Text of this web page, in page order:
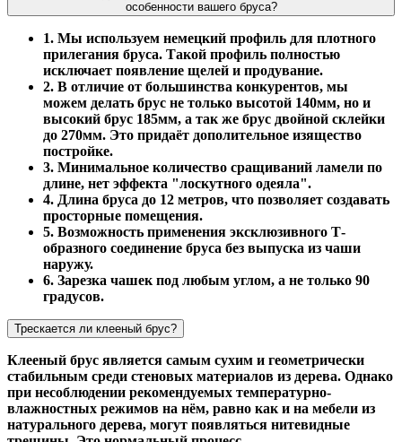
особенности вашего бруса?
1. Мы используем немецкий профиль для плотного
прилегания бруса. Такой профиль полностью
исключает появление щелей и продувание.
2. В отличие от большинства конкурентов, мы
можем делать брус не только высотой 140мм, но и
высокий брус 185мм, а так же брус двойной склейки
до 270мм. Это придаёт дополительное изящество
постройке.
3. Минимальное количество сращиваний ламели по
длине, нет эффекта "лоскутного одеяла".
4. Длина бруса до 12 метров, что позволяет создавать
просторные помещения.
5. Возможность применения эксклюзивного Т-
образного соединение бруса без выпуска из чаши
наружу.
6. Зарезка чашек под любым углом, а не только 90
градусов.
Трескается ли клееный брус?
Клееный брус является самым сухим и геометрически
стабильным среди стеновых материалов из дерева. Однако
при несоблюдении рекомендуемых температурно-
влажностных режимов на нём, равно как и на мебели из
натурального дерева, могут появляться нитевидные